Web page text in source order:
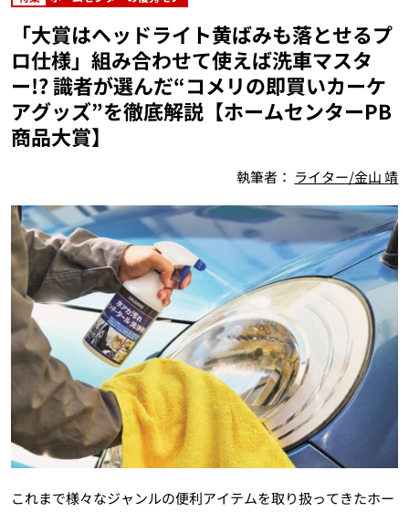
「大賞はヘッドライト黄ばみも落とせるプ
ロ仕様」組み合わせて使えば洗車マスタ
ー!? 識者が選んだ“コメリの即買いカーケ
アグッズ”を徹底解説【ホームセンターPB
商品大賞】
執筆者： ライター/金山 靖
これまで様々なジャンルの便利アイテムを取り扱ってきたホー